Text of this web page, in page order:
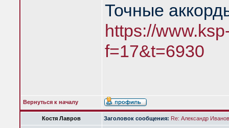
Точные
https://
f=17&t=6930
Вернуться к началу
Костя Лавров Заголовок сообщения: Re: Александр